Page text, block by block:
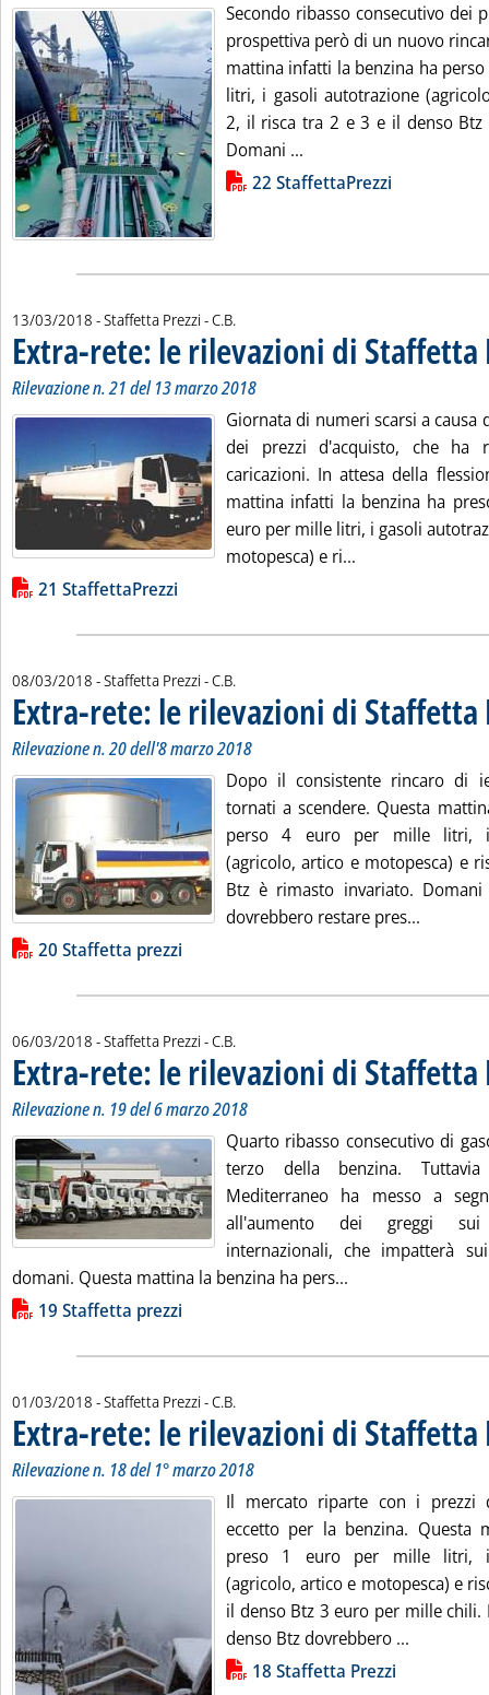
Secondo ribasso consecutivo dei
prospettiva però di un nuovo
mattina infatti la benzina ha
litri, i gasoli autotrazione
2, il risca tra 2 e 3 e il denso
Domani ...
Lista allegati PDF alla notizia22 StaffettaPrezzi
13/03/2018 - Staffetta Prezzi -di:
C.B.
Extra-rete: le rilevazioni di Staffetta
Rilevazione n. 21 del 13 marzo 2018
Giornata di numeri scarsi a causa
dei prezzi d'acquisto, che ha
caricazioni. In attesa della
mattina infatti la benzina ha
euro per mille litri, i gasoli
motopesca) e ri...
Lista allegati PDF alla notizia
21 StaffettaPrezzi
08/03/2018 - Staffetta Prezzi -di:
C.B.
Extra-rete: le rilevazioni di Staffetta
Rilevazione n. 20 dell'8 marzo 2018
Dopo il consistente rincaro di
tornati a scendere. Questa
perso 4 euro per mille litri, i
(agricolo, artico e motopesca) e
Btz è rimasto invariato.
dovrebbero restare pres...
Lista allegati PDF alla notizia
20 Staffetta prezzi
06/03/2018 - Staffetta Prezzi -di:
C.B.
Extra-rete: le rilevazioni di Staffetta
Rilevazione n. 19 del 6 marzo 2018
Quarto ribasso consecutivo di
terzo della benzina.
Mediterraneo ha messo a
all'aumento dei greggi
internazionali, che impatterà
domani. Questa mattina la benzina ha pers...
Lista allegati PDF alla notizia
19 Staffetta prezzi
01/03/2018 - Staffetta Prezzi -di:
C.B.
Extra-rete: le rilevazioni di Staffetta
Rilevazione n. 18 del 1° marzo 2018
Il mercato riparte con i prezzi
eccetto per la benzina. Questa
preso 1 euro per mille litri, i
(agricolo, artico e motopesca) e
il denso Btz 3 euro per mille chili.
denso Btz dovrebbero ...
Lista allegati PDF alla notizia18 Staffetta Prezzi